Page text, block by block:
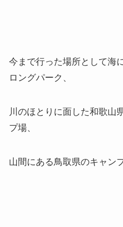
今まで行った場所として海
ロングパーク、
川のほとりに面した和歌山
プ場、
山間にある鳥取県のキャン